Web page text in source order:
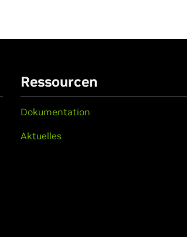
Ressourcen
Dokumentation
Aktuelles